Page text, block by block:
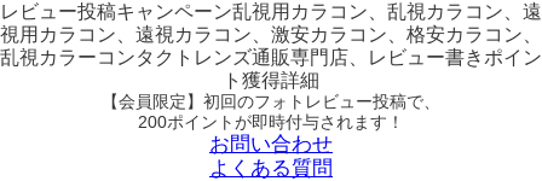
レビュー投稿キャンペーン乱視用カラコン、乱視カラコン、遠
視用カラコン、遠視カラコン、激安カラコン、格安カラコン、
乱視カラーコンタクトレンズ通販専門店、レビュー書きポイン
ト獲得詳細
【会員限定】初回のフォトレビュー投稿で、
200ポイントが即時付与されます！
お問い合わせ
よくある質問